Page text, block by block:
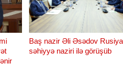
Baş nazir Əli Əsədov
səhiyyə naziri ilə görüşüb